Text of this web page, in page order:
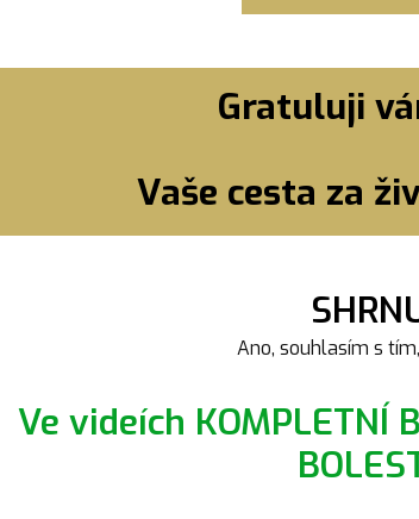
Gratuluji
Vaše cesta za
Ano, souhlasím s
Ve videích KOMPLETNÍ